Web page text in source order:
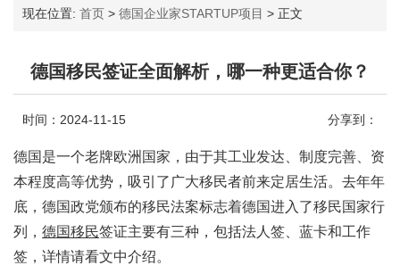
现在位置: 首页 > 德国企业家STARTUP项目 > 正文
德国移民签证全面解析，哪一种更适合你？
时间：2024-11-15 分享到：
德国是一个老牌欧洲国家，由于其工业发达、制度完善、资
本程度高等优势，吸引了广大移民者前来定居生活。去年年
底，德国政党颁布的移民法案标志着德国进入了移民国家行
列， 德国移民签证主要有三种，包括法人签、蓝卡和工作
签，详情请看文中介绍。